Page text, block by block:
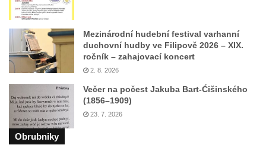
Šluknově
Kamenná nádrž na vodu II. na hřbitově ve
Chřibské
Kamenná nádrž na vodu I. na hřbitově ve
Kašna Tritonů na náměstí Republiky v
Olomouci
Studna s kovanou mříží na Velkém náměstí
Mezinárodní hudební festival varhanní
duchovní hudby ve Filipově 2026 – XIX.
ročník – zahajovací koncert
2. 8. 2026
Večer na počest Jakuba Bart-Ćišinského
(1856–1909)
23. 7. 2026
Obrubniky